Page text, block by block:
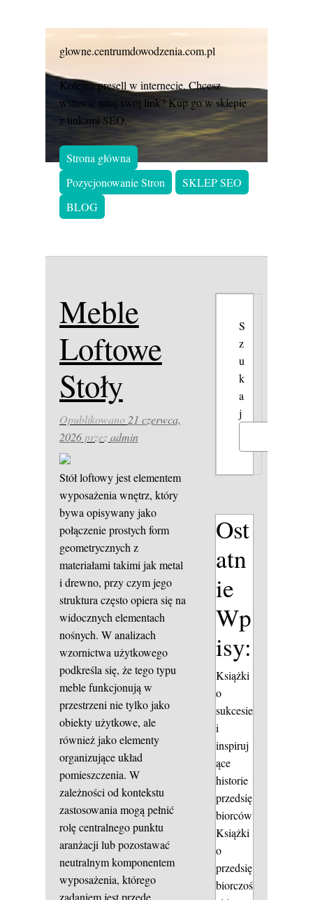
glowne.centrumdowodzenia.com.pl
Kolejny presell w internecie. Chcesz
wstawić tutaj swój link? Kup go w sklepie
z linkami SEO.
Strona główna
Pozycjonowanie Stron
SKLEP SEO
BLOG
Meble
Loftowe
Stoły
Opublikowano 21 czerwca,
2026przezadmin
Stół loftowy jest elementem
wyposażenia wnętrz, który
bywa opisywany jako
połączenie prostych form
geometrycznych z
materiałami takimi jak metal
i drewno, przy czym jego
struktura często opiera się na
widocznych elementach
nośnych. W analizach
wzornictwa użytkowego
podkreśla się, że tego typu
meble funkcjonują w
przestrzeni nie tylko jako
obiekty użytkowe, ale
również jako elementy
organizujące układ
pomieszczenia. W
zależności od kontekstu
zastosowania mogą pełnić
rolę centralnego punktu
aranżacji lub pozostawać
neutralnym komponentem
wyposażenia, którego
zadaniem jest przede
S
z
u
k
a
j
Ost
atn
ie
Wp
isy:
Książki
o
sukcesie
i
inspiruj
ące
historie
przedsię
biorców
Książki
o
przedsię
biorczoś